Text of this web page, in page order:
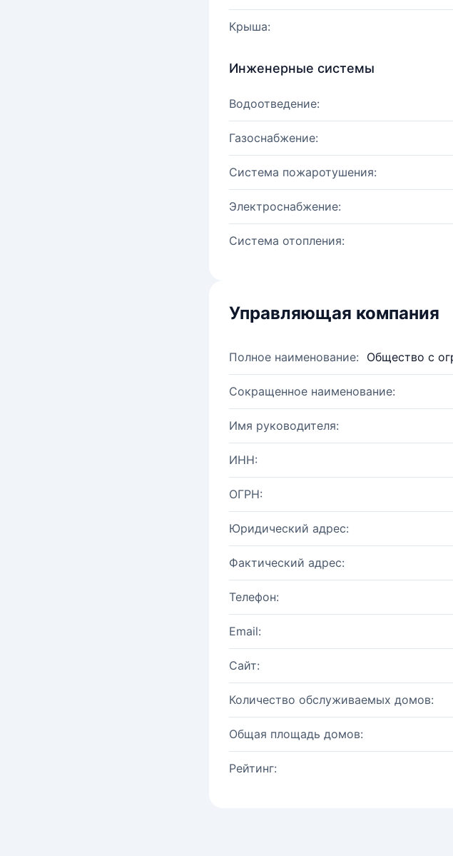
Крыша:
Инженерные системы
Водоотведение:
Газоснабжение:
Система пожаротушения:
Электроснабжение:
Система отопления:
Управляющая компания
Полное наименование: Общество с
Сокращенное наименование:
Имя руководителя:
ИНН:
ОГРН:
Юридический адрес:
Фактический адрес:
Телефон:
Email:
Сайт:
Количество обслуживаемых домов:
Общая площадь домов:
Рейтинг: